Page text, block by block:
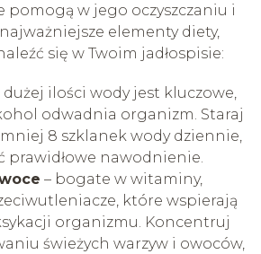
pomogą w jego oczyszczaniu i
elementy diety,
się w Twoim jadłospisie:
dużej ilości wody jest kluczowe,
odwadnia organizm. Staraj
8 szklanek wody dziennie,
prawidłowe nawodnienie.
– bogate w witaminy,
które wspierają
organizmu. Koncentruj
świeżych warzyw i owoców,